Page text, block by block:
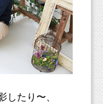
したり〜、